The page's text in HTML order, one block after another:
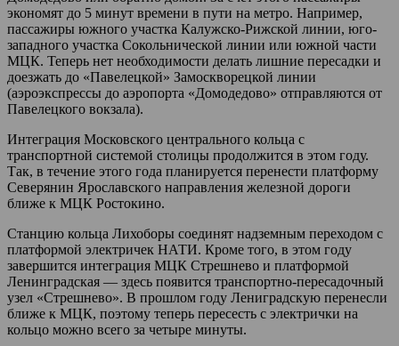
экономят до 5 минут времени в пути на метро. Например,
пассажиры южного участка Калужско-Рижской линии, юго-
западного участка Сокольнической линии или южной части
МЦК. Теперь нет необходимости делать лишние пересадки и
доезжать до «Павелецкой» Замоскворецкой линии
(аэроэкспрессы до аэропорта «Домодедово» отправляются от
Павелецкого вокзала).
Интеграция Московского центрального кольца с
транспортной системой столицы продолжится в этом году.
Так, в течение этого года планируется перенести платформу
Северянин Ярославского направления железной дороги
ближе к МЦК Ростокино.
Станцию кольца Лихоборы соединят надземным переходом с
платформой электричек НАТИ. Кроме того, в этом году
завершится интеграция МЦК Стрешнево и платформой
Ленинградская — здесь появится транспортно-пересадочный
узел «Стрешнево». В прошлом году Лениградскую перенесли
ближе к МЦК, поэтому теперь пересесть с электрички на
кольцо можно всего за четыре минуты.